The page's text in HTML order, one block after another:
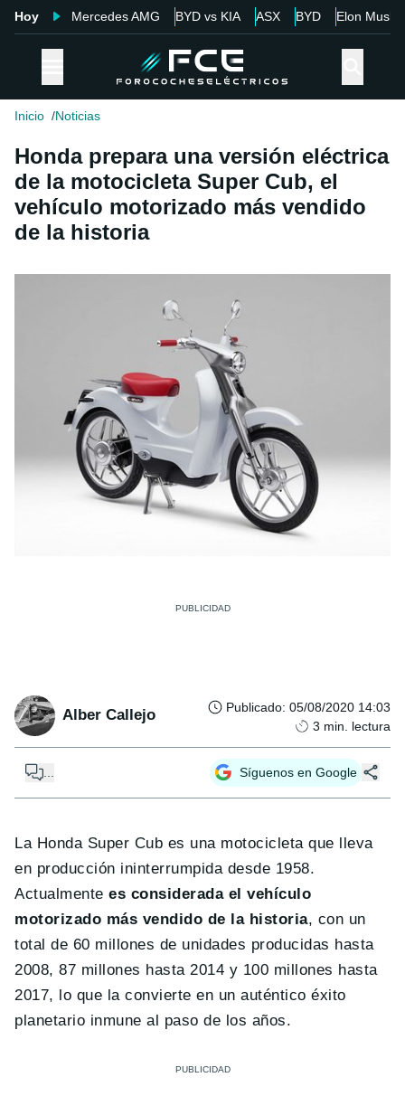
Hoy Mercedes AMG BYD vs KIA ASX BYD Elon Musk
Inicio Noticias
Honda prepara una versión eléctrica
de la motocicleta Super Cub, el
vehículo motorizado más vendido
de la historia
Alber Callejo Publicado: 05/08/2020 14:03
3 min. lectura
Síguenos en Google
La Honda Super Cub es una motocicleta que lleva
en producción ininterrumpida desde 1958.
Actualmentees considerada el vehículo
motorizado más vendido de la historia, con un
total de 60 millones de unidades producidas hasta
2008, 87 millones hasta 2014 y 100 millones hasta
2017, lo que la convierte en un auténtico éxito
planetario inmune al paso de los años.